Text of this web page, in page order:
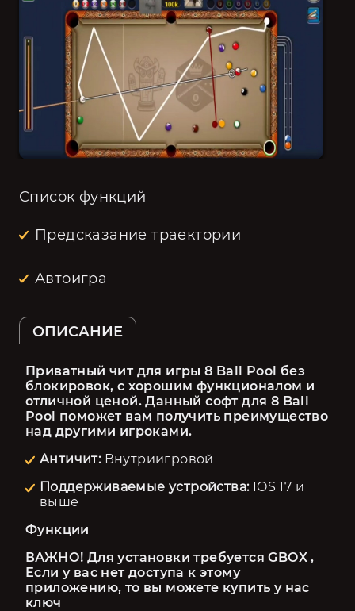
Список функций
Предсказание траектории
Автоигра
ОПИСАНИЕ
Приватный чит для игры 8 Ball Pool без
блокировок, с хорошим функционалом и
отличной ценой. Данный софт для 8 Ball
Pool поможет вам получить преимущество
над другими игроками.
Античит: Внутриигровой
Поддерживаемые устройства: IOS 17 и
выше
Функции
ВАЖНО! Для установки требуется GBOX ,
Если у вас нет доступа к этому
приложению, то вы можете купить у нас
ключ